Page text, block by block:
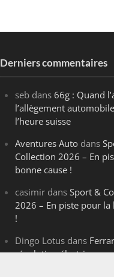
Derniers commentaires
seb dans66g : Quand
l’allègement
l’heure suisse
Aventures Auto dans
Collection 2026 – En
bonne cause !
casimir dansSport &
2026 – En piste pour la
!
Dingo Lotus dans
révolution électrique